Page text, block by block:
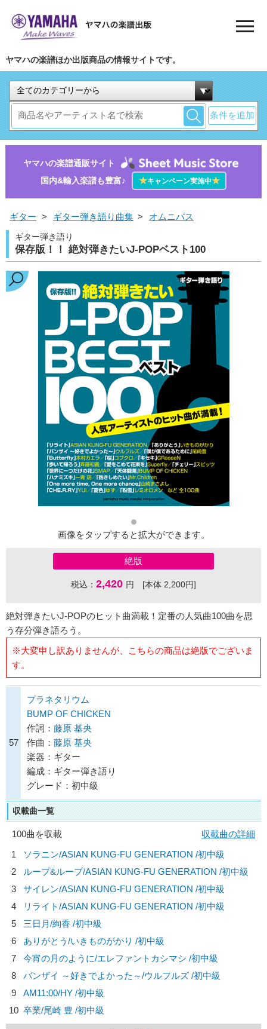
ヤマハの楽譜ほか出版商品の情報サイトです。
条件を追加
ヤマハの楽譜通販サイト
国内&輸入楽譜も豊富♪
★キャンペーン実施中★
ギター > ギター弾き語り曲集 > オムニバス
ギター弾き語り
保存版！！ 絶対弾きたいJ-POPベスト100
画像をタップすると拡大ができます。
絶版
税込： 2,420 円 [本体 2,200円]
絶対弾きたいJ-POPのヒット曲満載！定番の人気曲100曲を思
う存分弾き語ろう。
※大変申し訳ありませんが、こちらの商品は絶版でございま
す。
57
プラネタリウム
BUMP OF CHICKEN
作詞： 藤原 基央
作曲： 藤原 基央
楽器：ギター
編成：ギター弾き語り
グレード：初中級
収載曲一覧
100曲を収載
収載曲の詳細
1
ソラニン/ASIAN KUNG-FU GENERATION /初中級
2
ループ&ループ/ASIAN KUNG-FU GENERATION /初中級
3
サイレン/ASIAN KUNG-FU GENERATION /初中級
4
リライト/ASIAN KUNG-FU GENERATION /初中級
5
三日月/絢香 /初中級
6
ありがとう/いきものがかり /初中級
7
今宵の月のように/エレファントカシマシ /初中級
8
バンザイ ～好きでよかった～/ウルフルズ /初中級
9
AM11:00/HY /初中級
10 卒業/尾崎 豊 /初中級